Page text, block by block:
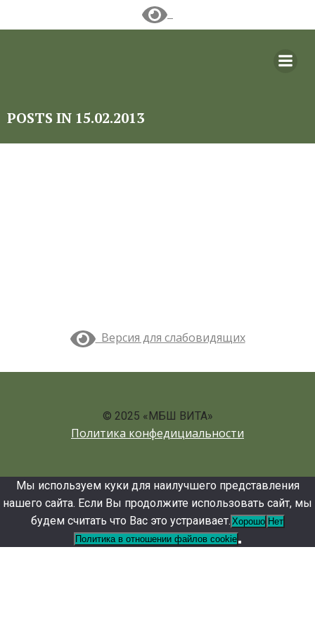
POSTS IN 15.02.2013
Версия для слабовидящих
© 2025 «МБШ ВИТА»
Политика конфедициальности
Мы используем куки для наилучшего представления
нашего сайта. Если Вы продолжите использовать сайт, мы
будем считать что Вас это устраивает. Хорошо Нет
Политика в отношении файлов cookie